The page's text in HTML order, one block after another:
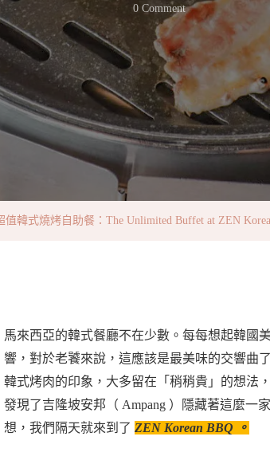
0 CommentOn
【吉
隆
坡】
安
邦
超
式
餐：
The
Unlimited
Buffet
At
值韓式燒烤自助餐：The Unlimited Buffet at ZEN
馬來西亞的韓式餐廳不在少數。每每想起韓國
響，對於老饕來說，這應該是最美味的交響曲
韓式烤肉的印象，大多留在「稍稍貴」的想法
發現了吉隆坡安邦（ Ampang ）隱藏著這麼一
想，我們隔天就來到了 ZEN Korean BBQ 。